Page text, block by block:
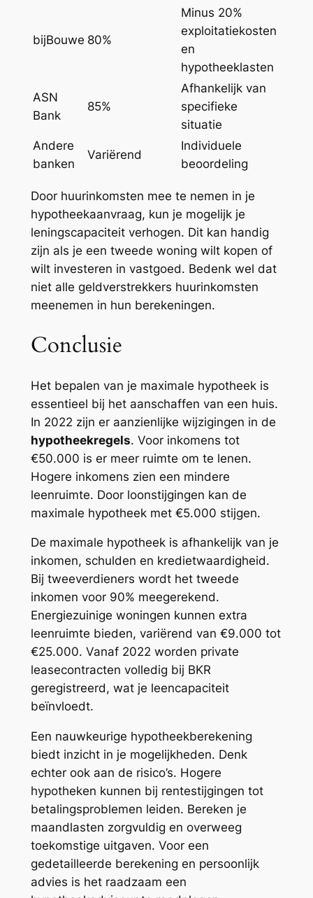
bijBouwe 80%
Minus 20%
exploitatiekosten
en
hypotheeklasten
ASN
Bank
85%
Afhankelijk van
specifieke
situatie
Andere
banken
Variërend
Individuele
beoordeling
Door huurinkomsten mee te nemen in je
hypotheekaanvraag, kun je mogelijk je
leningscapaciteit verhogen. Dit kan handig
zijn als je een tweede woning wilt kopen of
wilt investeren in vastgoed. Bedenk wel dat
niet alle geldverstrekkers huurinkomsten
meenemen in hun berekeningen.
Conclusie
Het bepalen van je maximale hypotheek is
essentieel bij het aanschaffen van een huis.
In 2022 zijn er aanzienlijke wijzigingen in de
hypotheekregels. Voor inkomens tot
€50.000 is er meer ruimte om te lenen.
Hogere inkomens zien een mindere
leenruimte. Door loonstijgingen kan de
maximale hypotheek met €5.000 stijgen.
De maximale hypotheek is afhankelijk van je
inkomen, schulden en kredietwaardigheid.
Bij tweeverdieners wordt het tweede
inkomen voor 90% meegerekend.
Energiezuinige woningen kunnen extra
leenruimte bieden, variërend van €9.000 tot
€25.000. Vanaf 2022 worden private
leasecontracten volledig bij BKR
geregistreerd, wat je leencapaciteit
beïnvloedt.
Een nauwkeurige hypotheekberekening
biedt inzicht in je mogelijkheden. Denk
echter ook aan de risico’s. Hogere
hypotheken kunnen bij rentestijgingen tot
betalingsproblemen leiden. Bereken je
maandlasten zorgvuldig en overweeg
toekomstige uitgaven. Voor een
gedetailleerde berekening en persoonlijk
advies is het raadzaam een